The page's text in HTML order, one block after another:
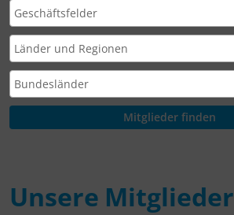
Unsere Mitglieder